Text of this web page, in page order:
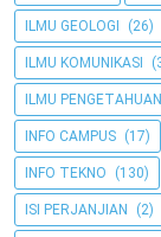
ILMU GEOLOGI (26)
ILMU KOMUNIKASI
ILMU
INFO CAMPUS (17)
INFO TEKNO (130)
ISI PERJANJIAN (2)